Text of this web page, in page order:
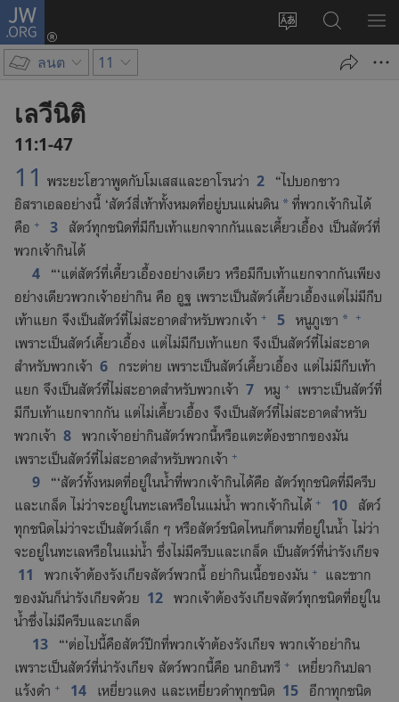
JW.ORG
เปลี่ยน
เข้า
ค้นหา
ใน
JW.ORG
แส
ลนต 11
เลวีนิติ
11:1-47
11 พระ​ยะโฮวา​พูด​กับ​โมเสส​และ​อาโรน​ว่า 2 “ไป​บอก​ชาว​
อิสราเอล​อย่าง​นี้ ‘สัตว์​สี่​เท้า​ทั้ง​หมด​ที่อยู่​บน​แผ่นดิน * ที่​พวก​เจ้า​กิน​ได้​
คือ + 3 สัตว์​ทุก​ชนิด​ที่​มี​กีบ​เท้า​แยก​จาก​กัน​และ​เคี้ยว​เอื้อง เป็น​สัตว์​ที่​
พวก​เจ้า​กิน​ได้
4 “‘แต่​สัตว์​ที่​เคี้ยว​เอื้อง​อย่าง​เดียว หรือ​มี​กีบ​เท้า​แยก​จาก​กัน​เพียง​
อย่าง​เดียว​พวก​เจ้า​อย่า​กิน คือ อูฐ เพราะ​เป็น​สัตว์​เคี้ยว​เอื้อง​แต่​ไม่​มี​กีบ​
เท้า​แยก จึง​เป็น​สัตว์​ที่​ไม่​สะอาด​สำหรับ​พวก​เจ้า + 5 หนู​ภูเขา * +
เพราะ​เป็น​สัตว์​เคี้ยว​เอื้อง แต่​ไม่​มี​กีบ​เท้า​แยก จึง​เป็น​สัตว์​ที่​ไม่​สะอาด​
สำหรับ​พวก​เจ้า 6 กระต่าย เพราะ​เป็น​สัตว์​เคี้ยว​เอื้อง แต่​ไม่​มี​กีบ​เท้า​
แยก จึง​เป็น​สัตว์​ที่​ไม่​สะอาด​สำหรับ​พวก​เจ้า 7 หมู +
เพราะ​เป็น​สัตว์​ที่​
มี​กีบ​เท้า​แยก​จาก​กัน แต่​ไม่​เคี้ยว​เอื้อง จึง​เป็น​สัตว์​ที่​ไม่​สะอาด​สำหรับ​
พวก​เจ้า 8 พวก​เจ้า​อย่า​กิน​สัตว์​พวก​นี้​หรือ​แตะ​ต้อง​ซาก​ของ​มัน
เพราะ​เป็น​สัตว์​ที่​ไม่​สะอาด​สำหรับ​พวก​เจ้า +
9 “‘สัตว์​ทั้ง​หมด​ที่​อยู่​ใน​น้ำ​ที่​พวก​เจ้า​กิน​ได้​คือ สัตว์​ทุก​ชนิด​ที่​มี​ครีบ​
และ​เกล็ด ไม่​ว่า​จะ​อยู่​ใน​ทะเล​หรือ​ใน​แม่น้ำ พวก​เจ้า​กิน​ได้ + 10 สัตว์​
ทุก​ชนิด​ไม่​ว่า​จะ​เป็น​สัตว์​เล็ก ๆ หรือ​สัตว์​ชนิด​ไหน​ก็​ตาม​ที่​อยู่​ใน​น้ำ ไม่​ว่า​
จะ​อยู่​ใน​ทะเล​หรือ​ใน​แม่น้ำ ซึ่ง​ไม่​มี​ครีบ​และ​เกล็ด เป็น​สัตว์​ที่​น่า​รังเกียจ
11
พวก​เจ้า​ต้อง​รังเกียจ​สัตว์​พวก​นี้ อย่า​กิน​เนื้อ​ของ​มัน +
และ​ซาก​
ของ​มัน​ก็​น่า​รังเกียจ​ด้วย 12 พวก​เจ้า​ต้อง​รังเกียจ​สัตว์​ทุก​ชนิด​ที่​อยู่​ใน​
น้ำ​ซึ่ง​ไม่​มี​ครีบ​และ​เกล็ด
13 “‘ต่อ​ไป​นี้​คือ​สัตว์​ปีก​ที่​พวก​เจ้า​ต้อง​รังเกียจ พวก​เจ้า​อย่า​กิน​
เพราะ​เป็น​สัตว์​ที่​น่า​รังเกียจ สัตว์​พวก​นี้​คือ นก​อินทรี +
เหยี่ยว​กิน​ปลา
แร้ง​ดำ + 14 เหยี่ยว​แดง และ​เหยี่ยว​ดำ​ทุก​ชนิด 15 อีกา​ทุก​ชนิด